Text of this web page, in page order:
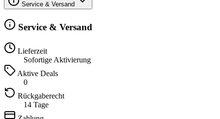
Service & Versand
Service & Versand
Lieferzeit
Sofortige Aktivierung
Aktive Deals
0
Rückgaberecht
14 Tage